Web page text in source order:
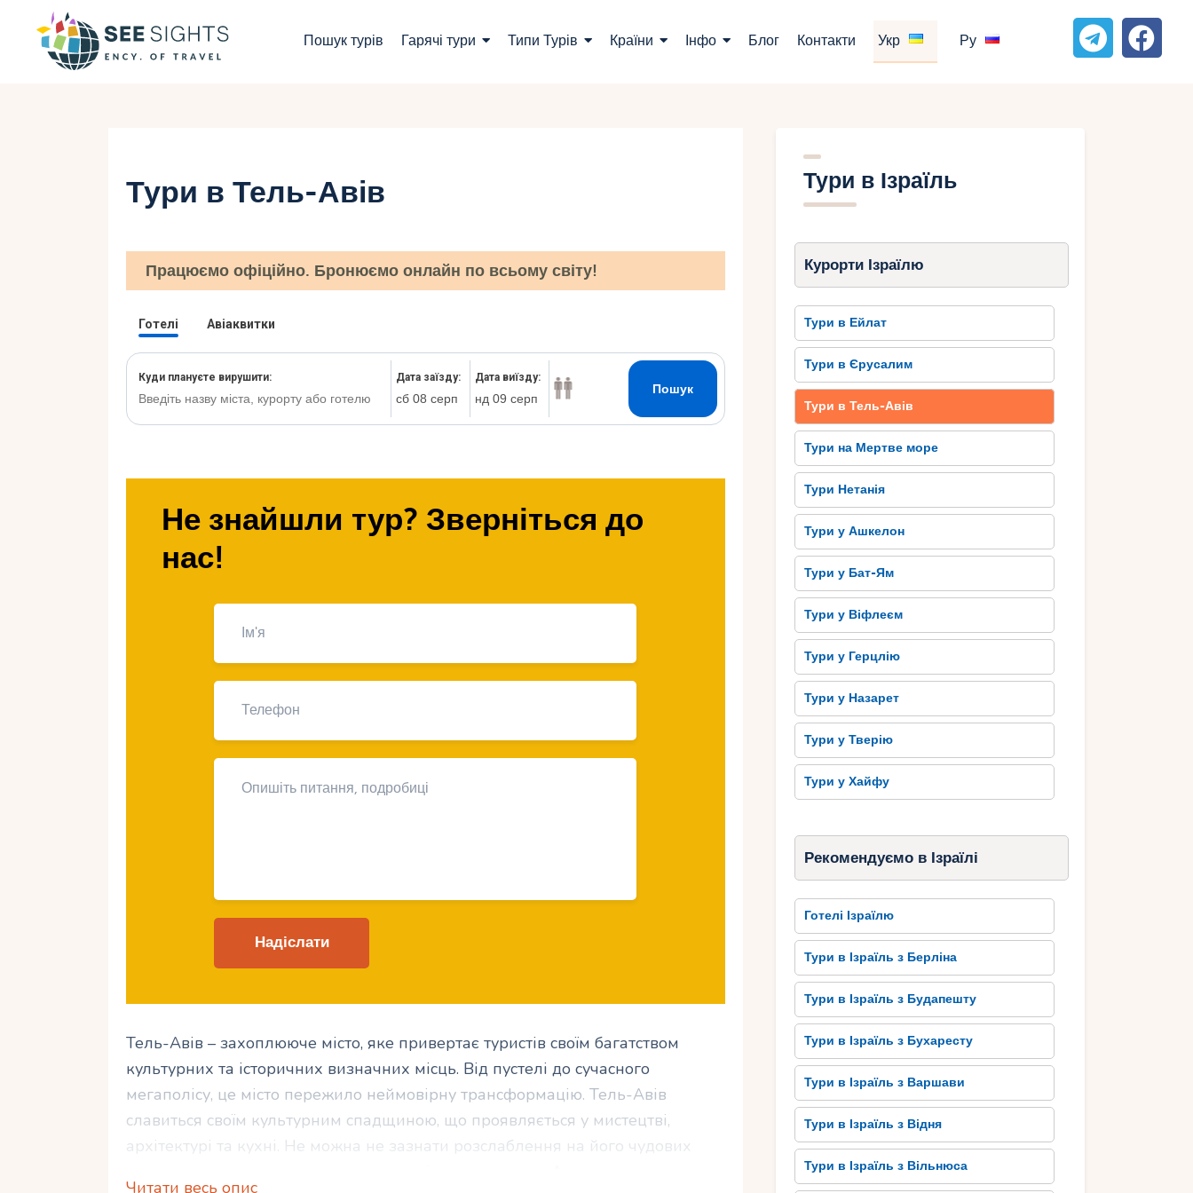
Пошук турів Гарячі тури Типи Турів Країни Інфо Блог Контакти Укр Ру
Інфо
Блог
Укр
Ру
Тури в Тель-Авів
Працюємо офіційно. Бронюємо онлайн по всьому світу!
Не знайшли тур? Зверніться до
нас!
Тель-Авів – захоплююче місто, яке привертає туристів своїм багатством
культурних та історичних визначних місць. Від пустелі до сучасного
мегаполісу, це місто пережило неймовірну трансформацію. Тель-Авів
славиться своїм культурним спадщиною, що проявляється у мистецтві,
архітектурі та кухні. Не можна не зазнати розслаблення на його чудових
Читати весь опис
Тури в Ізраїль
Курорти Ізраїлю
Тури в Ейлат
Тури в Єрусалим
Тури в Тель-Авів
Тури на Мертве море
Тури Нетанія
Тури у Ашкелон
Тури у Бат-Ям
Тури у Віфлеєм
Тури у Герцлію
Тури у Назарет
Тури у Тверію
Тури у Хайфу
Рекомендуємо в Ізраїлі
Готелі Ізраїлю
Тури в Ізраїль з Берліна
Тури в Ізраїль з Будапешту
Тури в Ізраїль з Бухаресту
Тури в Ізраїль з Варшави
Тури в Ізраїль з Відня
Тури в Ізраїль з Вільнюса